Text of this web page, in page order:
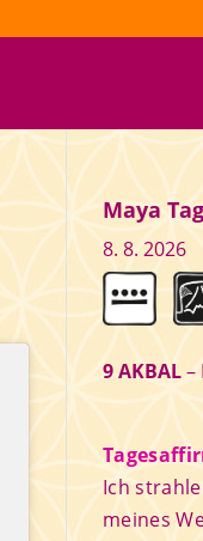
Maya
8. 8. 2026
9 AKBAL–
Ich
meines